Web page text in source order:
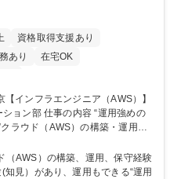
資格取得支援あり
あり
在宅OK
“運用強めの
ラウド（AWS）の構築・運用・
幅広い技術スキルと知識を活か
ます。 ご経験によりク
あります。 ＜1＞AWS環境の構築
（AWS）の構築、運用、保守経験
見）があり、運用もできる“運用